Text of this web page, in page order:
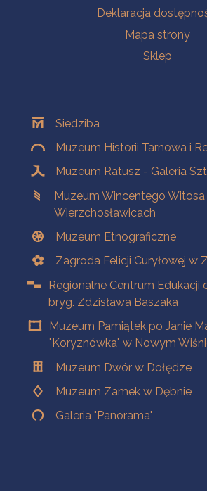
Deklaracja
Mapa strony
Sklep
Siedziba
Muzeum Historii Tarnowa i
Muzeum Ratusz - Galeria
Muzeum Wincentego
Wierzchosławicach
Muzeum Etnograficzne
Zagroda Felicji Curyłowej w
Regionalne Centrum Edukacji
bryg. Zdzisława Baszaka
Muzeum Pamiątek po Janie
"Koryznówka" w Nowym
Muzeum Dwór w Dołędze
Muzeum Zamek w Dębnie
Galeria "Panorama"